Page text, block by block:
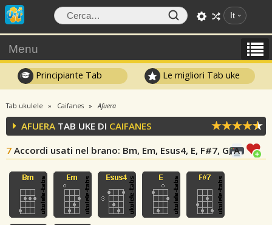
It
Menu
Principiante Tab Le migliori Tab uke
Tab ukulele Caifanes Afuera
AFUERA TAB UKE DI CAIFANES
7 Accordi usati nel brano: Bm, Em, Esus4, E, F#7, G, A